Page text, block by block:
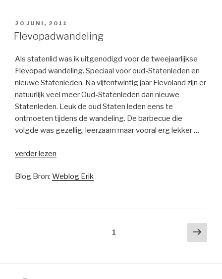
GEPLAATST
OP
20 JUNI, 2011
Flevopadwandeling
Als statenlid was ik uitgenodigd voor de tweejaarlijkse
Flevopad wandeling. Speciaal voor oud-Statenleden en
nieuwe Statenleden. Na vijfentwintig jaar Flevoland zijn er
natuurlijk veel meer Oud-Statenleden dan nieuwe
Statenleden. Leuk de oud Staten leden eens te
ontmoeten tijdens de wandeling. De barbecue die
volgde was gezellig, leerzaam maar vooral erg lekker …
“Flevopadwandeling”
verder lezen
Blog Bron: Weblog Erik
1